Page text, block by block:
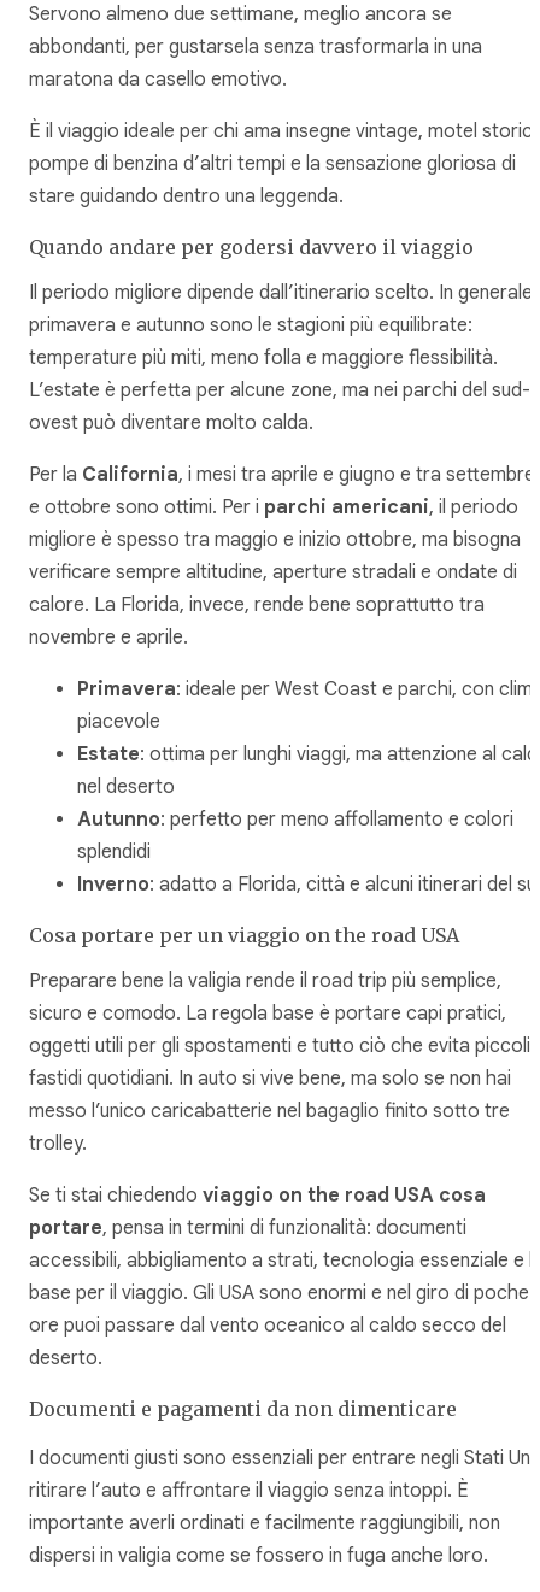
Servono almeno due settimane, meglio ancora se
abbondanti, per gustarsela senza trasformarla in una
maratona da casello emotivo.
È il viaggio ideale per chi ama insegne vintage, motel storici,
pompe di benzina d’altri tempi e la sensazione gloriosa di
stare guidando dentro una leggenda.
Quando andare per godersi davvero il viaggio
Il periodo migliore dipende dall’itinerario scelto. In generale,
primavera e autunno sono le stagioni più equilibrate:
temperature più miti, meno folla e maggiore flessibilità.
L’estate è perfetta per alcune zone, ma nei parchi del sud-
ovest può diventare molto calda.
Per la California, i mesi tra aprile e giugno e tra settembre
e ottobre sono ottimi. Per i parchi americani, il periodo
migliore è spesso tra maggio e inizio ottobre, ma bisogna
verificare sempre altitudine, aperture stradali e ondate di
calore. La Florida, invece, rende bene soprattutto tra
novembre e aprile.
Primavera: ideale per West Coast e parchi, con
piacevole
Estate: ottima per lunghi viaggi, ma attenzione al
nel deserto
Autunno: perfetto per meno affollamento e colori
splendidi
Inverno: adatto a Florida, città e alcuni itinerari del
Cosa portare per un viaggio on the road USA
Preparare bene la valigia rende il road trip più semplice,
sicuro e comodo. La regola base è portare capi pratici,
oggetti utili per gli spostamenti e tutto ciò che evita piccoli
fastidi quotidiani. In auto si vive bene, ma solo se non hai
messo l’unico caricabatterie nel bagaglio finito sotto tre
trolley.
Se ti stai chiedendo viaggio on the road USA cosa
portare, pensa in termini di funzionalità: documenti
accessibili, abbigliamento a strati, tecnologia essenziale e
base per il viaggio. Gli USA sono enormi e nel giro di poche
ore puoi passare dal vento oceanico al caldo secco del
deserto.
Documenti e pagamenti da non dimenticare
I documenti giusti sono essenziali per entrare negli Stati
ritirare l’auto e affrontare il viaggio senza intoppi. È
importante averli ordinati e facilmente raggiungibili, non
dispersi in valigia come se fossero in fuga anche loro.